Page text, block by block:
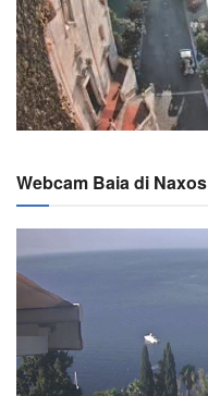
Webcam Baia di Naxos